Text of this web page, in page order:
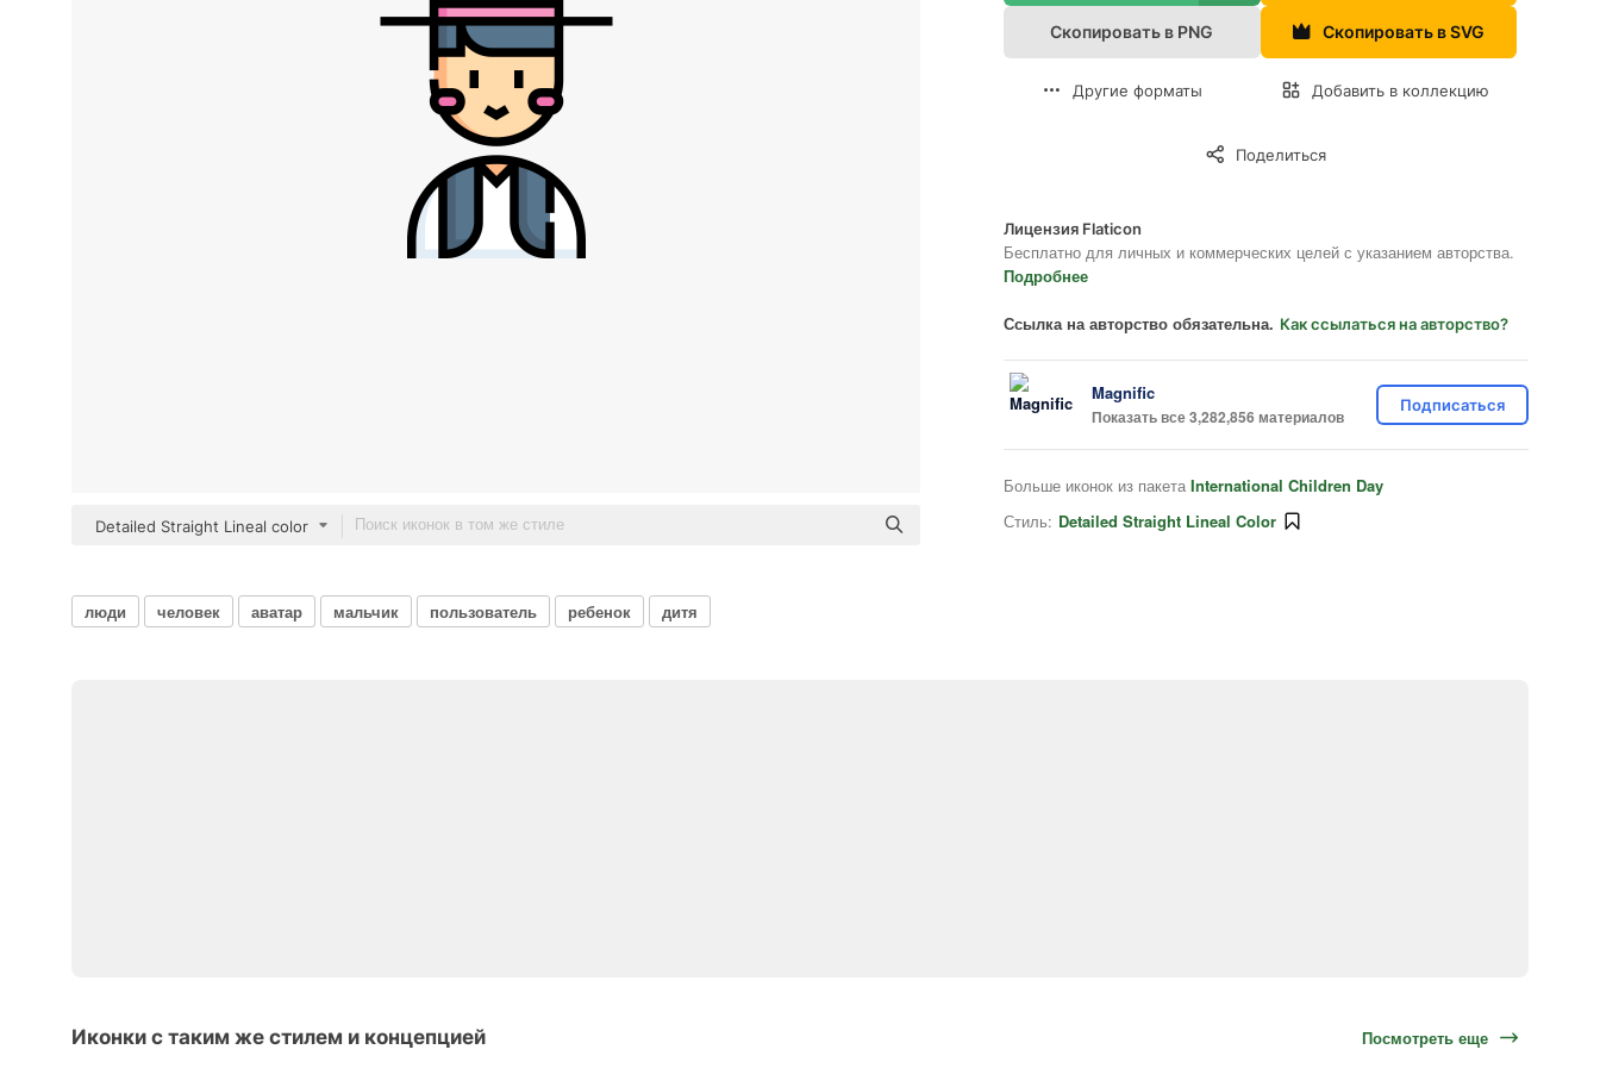
Detailed Straight Lineal color
Скопировать в PNG Скопировать в SVG
Другие форматы Добавить в коллекцию
Поделиться
Лицензия Flaticon
Бесплатно для личных и коммерческих целей с указанием авторства.
Подробнее
Ссылка на авторство обязательна. Как ссылаться на авторство?
Magnific
Показать все 3,282,856 материалов
Подписаться
Больше иконок из пакета International Children Day
Стиль: Detailed Straight Lineal Color
люди человек аватар мальчик пользователь ребенок дитя
Иконки с таким же стилем и концепцией Посмотреть еще